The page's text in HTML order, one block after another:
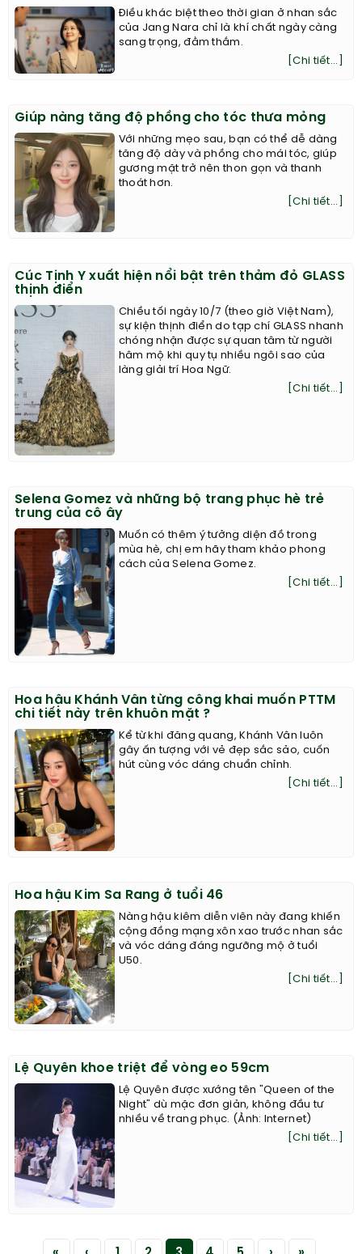
Điều khác biệt theo thời gian ở nhan sắc
của Jang Nara chỉ là khí chất ngày càng
sang trọng, đằm thắm.
[Chi tiết...]
Giúp nàng tăng độ phồng cho tóc thưa mỏng
Với những mẹo sau, bạn có thể dễ dàng
tăng độ dày và phồng cho mái tóc, giúp
gương mặt trở nên thon gọn và thanh
thoát hơn.
[Chi tiết...]
Cúc Tịnh Y xuất hiện nổi bật trên thảm đỏ GLASS
thịnh điển
Chiều tối ngày 10/7 (theo giờ Việt Nam),
sự kiện thịnh điển do tạp chí GLASS nhanh
chóng nhận được sự quan tâm từ người
hâm mộ khi quy tụ nhiều ngôi sao của
làng giải trí Hoa Ngữ.
[Chi tiết...]
Selena Gomez và những bộ trang phục hè trẻ
trung của cô ây
Muốn có thêm ý tưởng diện đồ trong
mùa hè, chị em hãy tham khảo phong
cách của Selena Gomez.
[Chi tiết...]
Hoa hậu Khánh Vân từng công khai muốn PTTM
chi tiết này trên khuôn mặt ?
Kể từ khi đăng quang, Khánh Vân luôn
gây ấn tượng với vẻ đẹp sắc sảo, cuốn
hút cùng vóc dáng chuẩn chỉnh.
[Chi tiết...]
Hoa hậu Kim Sa Rang ở tuổi 46
Nàng hậu kiêm diễn viên này đang khiến
cộng đồng mạng xôn xao trước nhan sắc
và vóc dáng đáng ngưỡng mộ ở tuổi
U50.
[Chi tiết...]
Lệ Quyên khoe triệt để vòng eo 59cm
Lệ Quyên được xướng tên "Queen of the
Night" dù mặc đơn giản, không đầu tư
nhiều về trang phục. (Ảnh: Internet)
[Chi tiết...]